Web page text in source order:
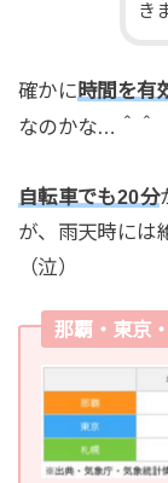
き
確かに 時間を有
なのかな…＾＾
自転車でも20分
が、雨天時には
（泣）
那覇・東京